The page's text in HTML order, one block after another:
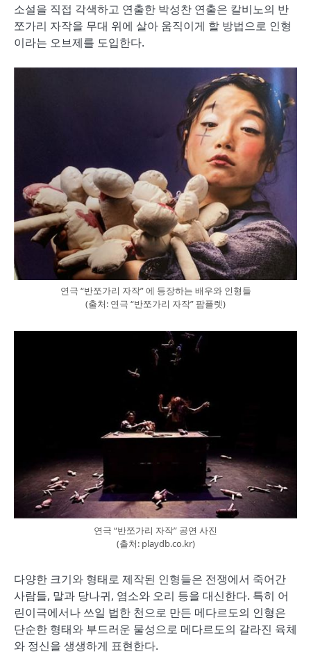
소설을 직접 각색하고 연출한 박성찬 연출은 칼비노의 반
쪼가리 자작을 무대 위에 살아 움직이게 할 방법으로 인형
이라는 오브제를 도입한다.
연극 “반쪼가리 자작” 에 등장하는 배우와 인형들
(출처: 연극 “반쪼가리 자작” 팜플렛)
연극 “반쪼가리 자작” 공연 사진
(출처: playdb.co.kr)
다양한 크기와 형태로 제작된 인형들은 전쟁에서 죽어간
사람들, 말과 당나귀, 염소와 오리 등을 대신한다. 특히 어
린이극에서나 쓰일 법한 천으로 만든 메다르도의 인형은
단순한 형태와 부드러운 물성으로 메다르도의 갈라진 육체
와 정신을 생생하게 표현한다.